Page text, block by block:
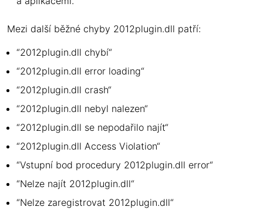
Mezi další běžné chyby 2012plugin.dll patří:
“2012plugin.dll chybí“
“2012plugin.dll error loading“
“2012plugin.dll crash“
“2012plugin.dll nebyl nalezen“
“2012plugin.dll se nepodařilo najít“
“2012plugin.dll Access Violation“
“Vstupní bod procedury 2012plugin.dll error“
“Nelze najít 2012plugin.dll“
“Nelze zaregistrovat 2012plugin.dll“